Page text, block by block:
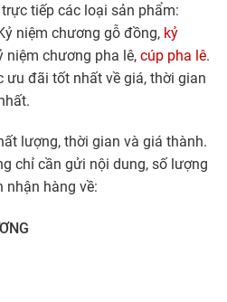
tiếp các loại sản phẩm:
niệm chương gỗ đồng, kỷ
niệm chương pha lê, cúp pha lê.
ưu đãi tốt nhất về giá, thời gian
lượng, thời gian và giá thành.
chỉ cần gửi nội dung, số lượng
nhận hàng về: